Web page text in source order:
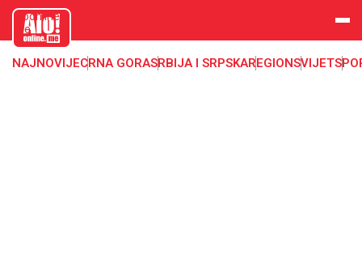
aloonline.
me
NAJNOVIJECRNA GORASRBIJA I SRPSKAREGIONSVIJET